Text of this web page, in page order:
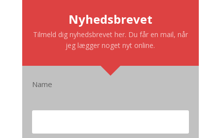
Nyhedsbrevet
Tilmeld dig nyhedsbrevet her. Du får en mail, når
jeg lægger noget nyt online.
Name